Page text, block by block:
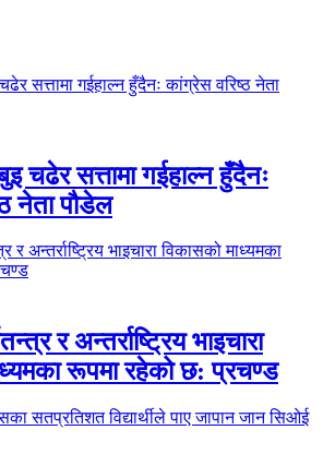
चढेर सत्तामा गईहाल्न हुँदैनः
नेता पौडेल
र अन्तर्राष्ट्रिय भाइचारा
रूपमा रहेको छ: प्रचण्ड